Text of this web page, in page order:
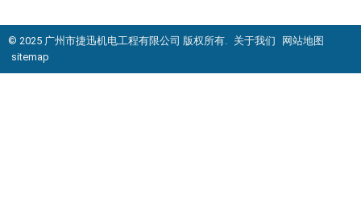
© 2025 广州市捷迅机电工程有限公司 版权所有. 关于我们
网站地图
sitemap